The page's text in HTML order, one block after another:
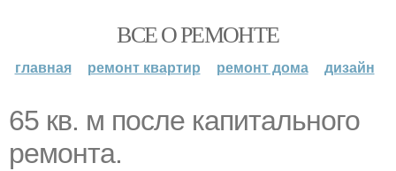
ВСЕ О РЕМОНТЕ
главная ремонт квартир ремонт дома дизайн
65 кв. м после капитального
ремонта.